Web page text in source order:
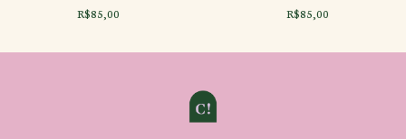
R$85,00
R$85,00